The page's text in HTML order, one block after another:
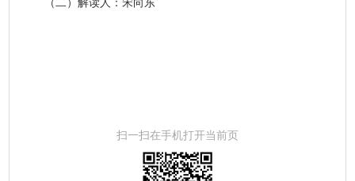
（二）解读人：宋向东
扫一扫在手机打开当前页